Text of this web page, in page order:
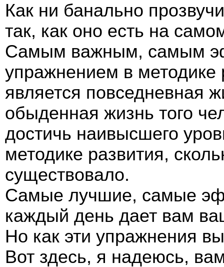
Как ни банально
так, как оно есть на
Самым важным, самым
упражнением в методике
является повседневная
обыденная жизнь того
достичь наивысшего
методике развития,
существовало.
Самые лучшие, самые
каждый день дает вам
Но как эти упражнения
Вот здесь, я надеюсь,